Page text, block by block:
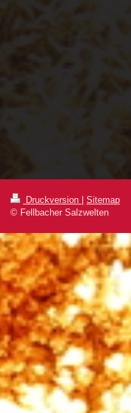
Druckversion | Sitemap
© Fellbacher Salzwelten